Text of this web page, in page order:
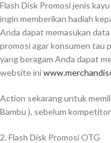
Flash Disk Promosi jenis
ingin memberikan hadiah
Anda dapat memasukan
promosi agar konsumen tau
yang beragam Anda dapat
website ini
Action sekarang untuk
Bambu ), sebelum
2. Flash Disk Promosi OTG